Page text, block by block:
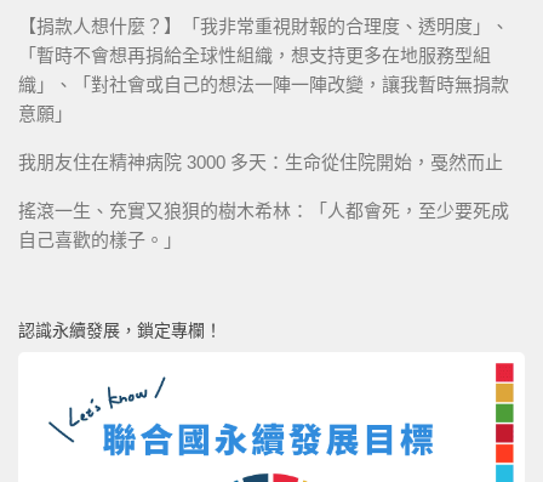
【捐款人想什麼？】「我非常重視財報的合理度、透明度」、
「暫時不會想再捐給全球性組織，想支持更多在地服務型組
織」、「對社會或自己的想法一陣一陣改變，讓我暫時無捐款
意願」
我朋友住在精神病院 3000 多天：生命從住院開始，戞然而止
搖滾一生、充實又狼狽的樹木希林：「人都會死，至少要死成
自己喜歡的樣子。」
認識永續發展，鎖定專欄！